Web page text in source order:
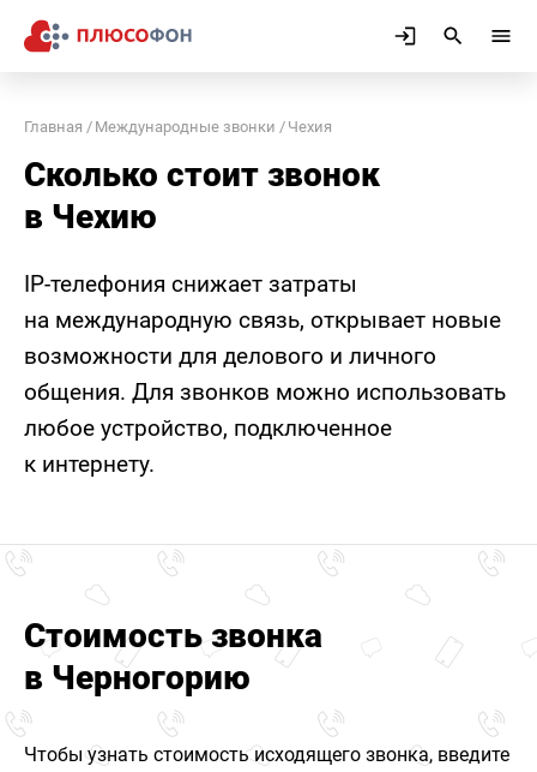
Главная Международные звонки Чехия
Сколько стоит звонок
в Чехию
IP-телефония снижает затраты
на международную связь, открывает новые
возможности для делового и личного
общения. Для звонков можно использовать
любое устройство, подключенное
к интернету.
Стоимость звонка
в Черногорию
Чтобы узнать стоимость исходящего звонка, введите